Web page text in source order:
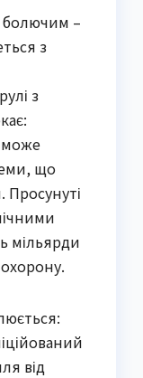
болючим –
з
з
може
що
Просунуті
мільярди
від